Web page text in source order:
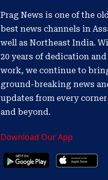
Prag News is one of the
best news channels in
well as Northeast India.
20 years of dedication
work, we continue to
ground-breaking news
updates from every corner
and beyond.
Download Our App